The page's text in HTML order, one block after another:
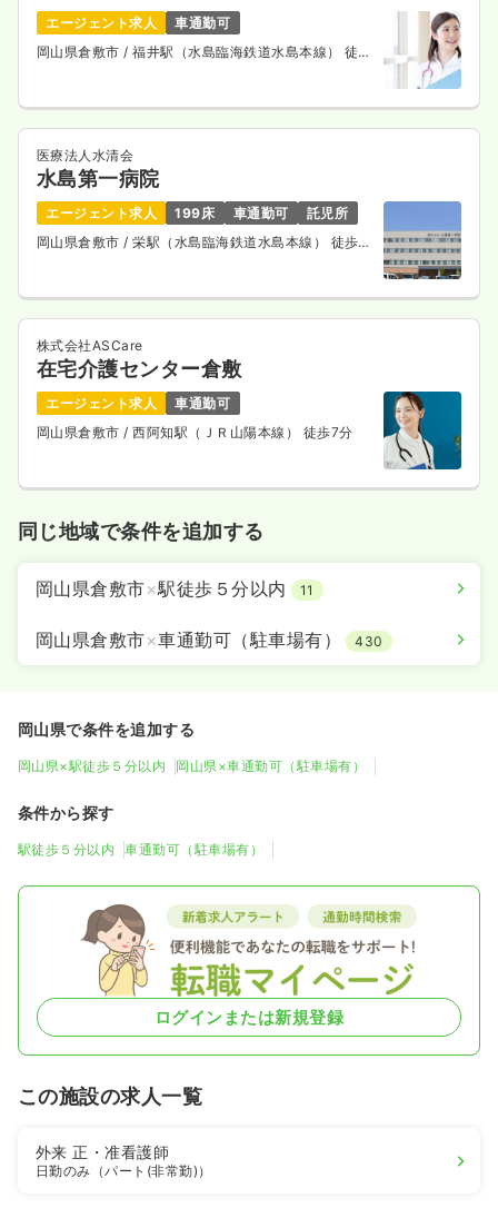
エージェント求人
車通勤可
岡山県倉敷市 / 福井駅（水島臨海鉄道水島本線） 徒歩
医療法人水清会
水島第一病院
エージェント求人 199床 車通勤可
託児所
岡山県倉敷市 / 栄駅（水島臨海鉄道水島本線） 徒歩
株式会社ASCare
在宅介護センター倉敷
エージェント求人
車通勤可
岡山県倉敷市 / 西阿知駅（ＪＲ山陽本線） 徒歩7分
同じ地域で条件を追加する
岡山県倉敷市×駅徒歩５分以内 11
岡山県倉敷市×車通勤可（駐車場有） 430
岡山県で条件を追加する
岡山県×駅徒歩５分以内 岡山県×車通勤可（駐車場有）
条件から探す
駅徒歩５分以内 車通勤可（駐車場有）
ログインまたは新規登録
この施設の求人一覧
外来正・准看護師
日勤のみ（パート(非常勤)）